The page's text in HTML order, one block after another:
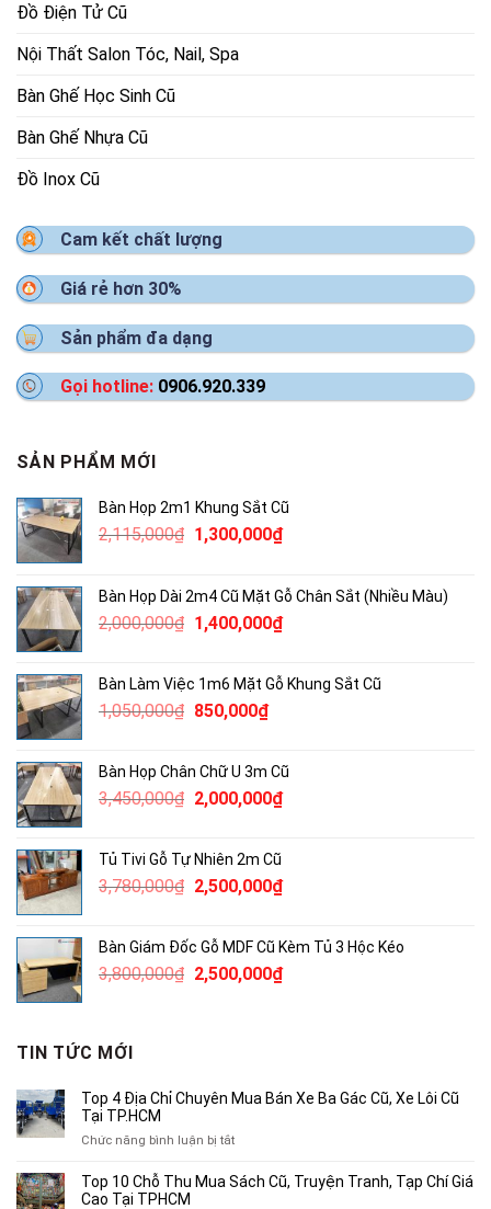
Đồ Điện Tử Cũ
Nội Thất Salon Tóc, Nail, Spa
Bàn Ghế Học Sinh Cũ
Bàn Ghế Nhựa Cũ
Đồ Inox Cũ
Cam kết chất lượng
Giá rẻ hơn 30%
Sản phẩm đa dạng
Gọi hotline: 0906.920.339
SẢN PHẨM MỚI
Bàn Họp 2m1 Khung Sắt Cũ
2,115,000₫ Giá
2,115,000₫.
1,300,000₫Giá
là:
1,300,000₫.
Bàn Họp Dài 2m4 Cũ Mặt Gỗ Chân Sắt (Nhiều Màu)
2,000,000₫ Giá
2,000,000₫.
1,400,000₫Giá
là:
Bàn Làm Việc 1m6 Mặt Gỗ Khung Sắt Cũ
1,050,000₫ Giá
1,050,000₫.
850,000₫Giá
là:
850,000₫.
Bàn Họp Chân Chữ U 3m Cũ
3,450,000₫ Giá
3,450,000₫.
2,000,000₫Giá
2,000,000₫.
Tủ Tivi Gỗ Tự Nhiên 2m Cũ
3,780,000₫ Giá
3,780,000₫.
2,500,000₫Giá
là:
2,500,000₫.
Bàn Giám Đốc Gỗ MDF Cũ Kèm Tủ 3 Hộc Kéo
3,800,000₫ Giá
2,500,000₫Giá
TIN TỨC MỚI
Top 4 Địa Chỉ Chuyên Mua Bán Xe Ba Gác Cũ, Xe Lôi Cũ
Tại TP.HCM
Chức năng bình luận bị tắtở
4
Top 10 Chỗ Thu Mua Sách Cũ, Truyện Tranh, Tạp Chí Giá
Cao Tại TPHCM